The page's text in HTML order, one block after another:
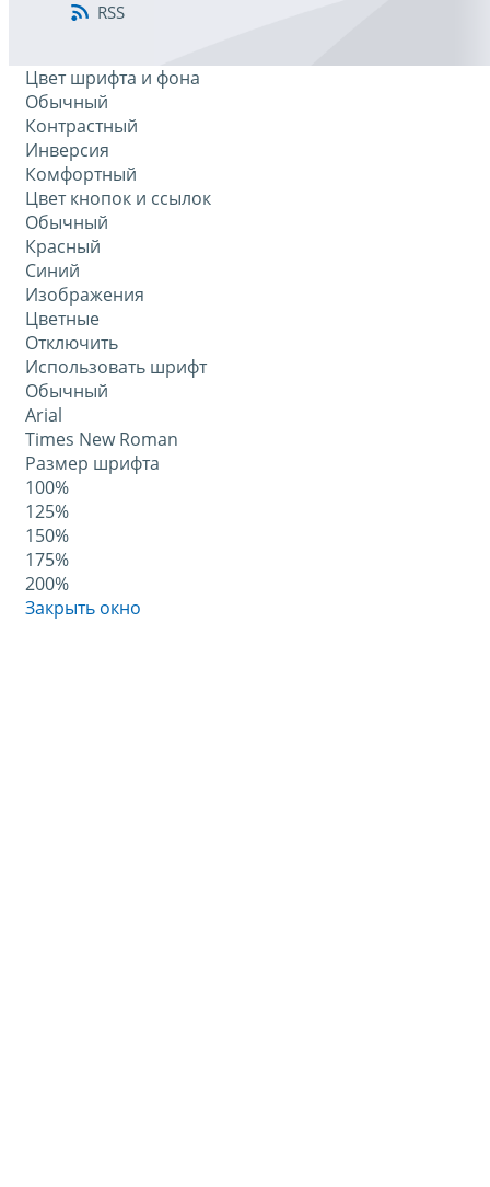
RSS
Цвет шрифта и фона
Обычный
Контрастный
Инверсия
Комфортный
Цвет кнопок и ссылок
Обычный
Красный
Синий
Изображения
Цветные
Отключить
Использовать шрифт
Обычный
Arial
Times New Roman
Размер шрифта
100%
125%
150%
175%
200%
Закрыть окно